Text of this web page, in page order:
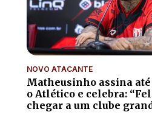
NOVO ATACANTE
Matheusinho assina até
o Atlético e celebra:
chegar a um clube